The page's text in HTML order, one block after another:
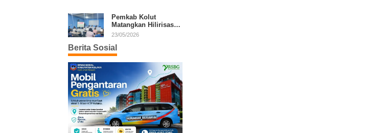
Pemkab Kolut
Matangkan Hilirisasi
Kakao dan Kelapa,
Daerah
23/05/2026
Berita Sosial